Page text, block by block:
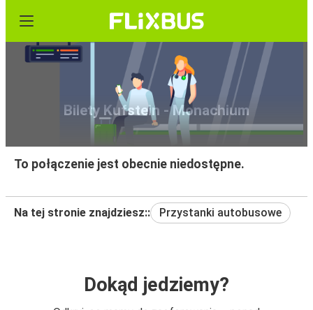
Bilety Kufstein - Monachium
To połączenie jest obecnie niedostępne.
Na tej stronie znajdziesz:: Przystanki autobusowe
Dokąd jedziemy?